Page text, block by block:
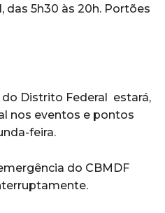
das 5h30 às 20h. Portões
Distrito Federal estará,
nos eventos e pontos
feira.
do CBMDF